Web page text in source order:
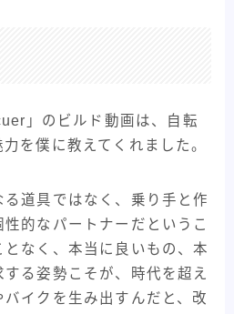
」のビルド動画は、自転
を僕に教えてくれました。
道具ではなく、乗り手と作
的なパートナーだというこ
なく、本当に良いもの、本
る姿勢こそが、時代を超え
イクを生み出すんだと、改